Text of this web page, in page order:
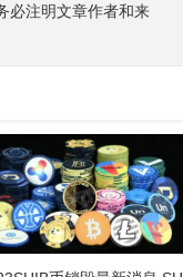
必注明文章作者和来